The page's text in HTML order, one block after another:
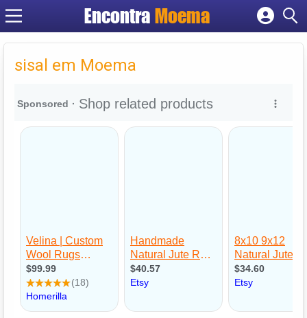
Encontra Moema
sisal em Moema